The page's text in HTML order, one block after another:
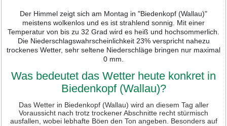
Der Himmel zeigt sich am Montag in "Biedenkopf (Wallau)"
meistens wolkenlos und es ist strahlend sonnig. Mit einer
Temperatur von bis zu 32 Grad wird es heiß und hochsommerlich.
Die Niederschlagswahrscheinlichkeit 23% verspricht nahezu
trockenes Wetter, sehr seltene Niederschläge bringen nur maximal
0 mm.
Was bedeutet das Wetter heute konkret in
Biedenkopf (Wallau)?
Das Wetter in Biedenkopf (Wallau) wird an diesem Tag aller
Voraussicht nach trotz trockener Abschnitte recht stürmisch
ausfallen, wobei lebhafte Böen den Ton angeben. Besonders auf